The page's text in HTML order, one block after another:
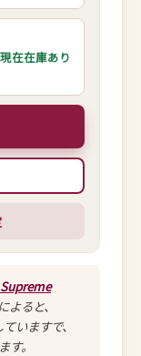
現在在庫あり
ると、
いますで、
す。